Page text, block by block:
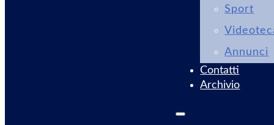
Sport
Annunci
Contatti
Archivio